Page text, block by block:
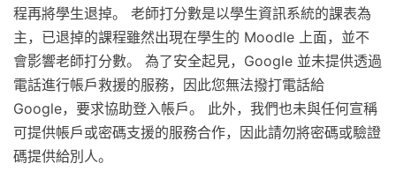
程再將學生退掉。 老師打分數是以學生資訊系統的課表為
主，已退掉的課程雖然出現在學生的 Moodle 上面，並不
會影響老師打分數。 為了安全起見，Google 並未提供透過
電話進行帳戶救援的服務，因此您無法撥打電話給
Google，要求協助登入帳戶。 此外，我們也未與任何宣稱
可提供帳戶或密碼支援的服務合作，因此請勿將密碼或驗證
碼提供給別人。